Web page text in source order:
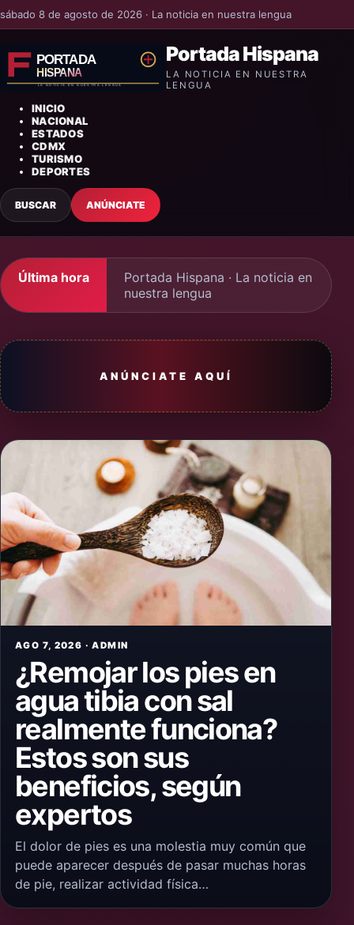
sábado 8 de agosto de 2026 · La noticia en nuestra lengua
Portada Hispana
LA NOTICIA EN NUESTRA
LENGUA
INICIO
NACIONAL
ESTADOS
CDMX
TURISMO
DEPORTES
BUSCAR ANÚNCIATE
Última hora
Portada Hispana · La noticia en
nuestra lengua
ANÚNCIATE AQUÍ
AGO 7, 2026 · ADMIN
¿Remojar los pies en
agua tibia con sal
realmente funciona?
Estos son sus
beneficios, según
expertos
El dolor de pies es una molestia muy común que
puede aparecer después de pasar muchas horas
de pie, realizar actividad física…